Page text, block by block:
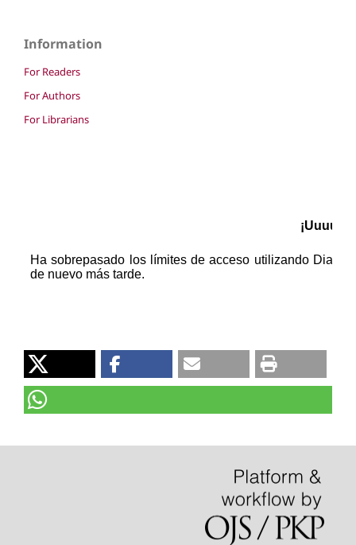
Information
For Readers
For Authors
For Librarians